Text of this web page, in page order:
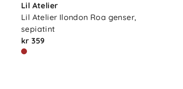
Lil Atelier
Lil Atelier Ilondon Roa genser,
sepiatint
kr 359